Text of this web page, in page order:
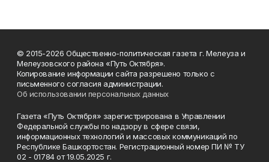
© 2015-2026 Общественно-политическая газета г. Мелеуза и
Мелеузовского района «Путь Октября».
Копирование информации сайта разрешено только с
письменного согласия администрации.
Об использовании персональных данных
Газета «Путь Октября» зарегистрирована в Управлении
Федеральной службы по надзору в сфере связи,
информационных технологий и массовых коммуникаций по
Республике Башкортостан. Регистрационный номер ПИ № ТУ
02 - 01784 от 19.05.2025 г.